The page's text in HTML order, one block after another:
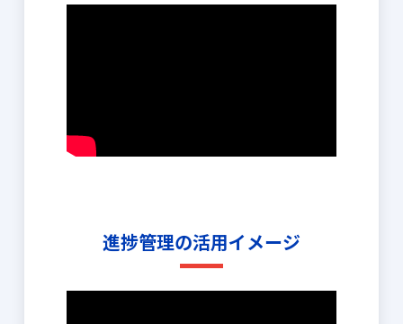
進捗管理の活用イメージ